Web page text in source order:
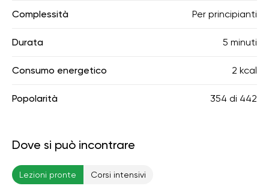
Complessità Per principianti
Durata 5 minuti
Consumo energetico 2 kcal
Popolarità 354 di 442
Dove si può incontrare
Lezioni pronte Corsi intensivi